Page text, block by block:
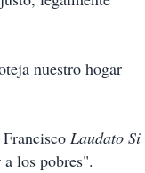
nuestro hogar
Laudato Si
los pobres".